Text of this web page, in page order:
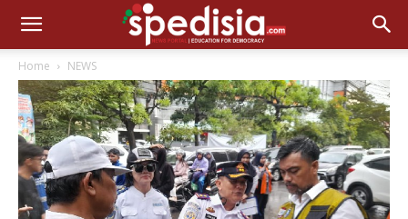
Home NEWS